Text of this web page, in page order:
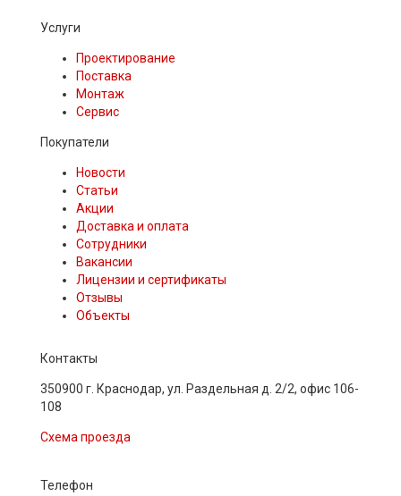
Услуги
Проектирование
Поставка
Монтаж
Сервис
Покупатели
Новости
Статьи
Акции
Доставка и оплата
Сотрудники
Вакансии
Лицензии и сертификаты
Отзывы
Объекты
Контакты
350900 г. Краснодар, ул. Раздельная д. 2/2, офис 106-
108
Схема проезда
Телефон